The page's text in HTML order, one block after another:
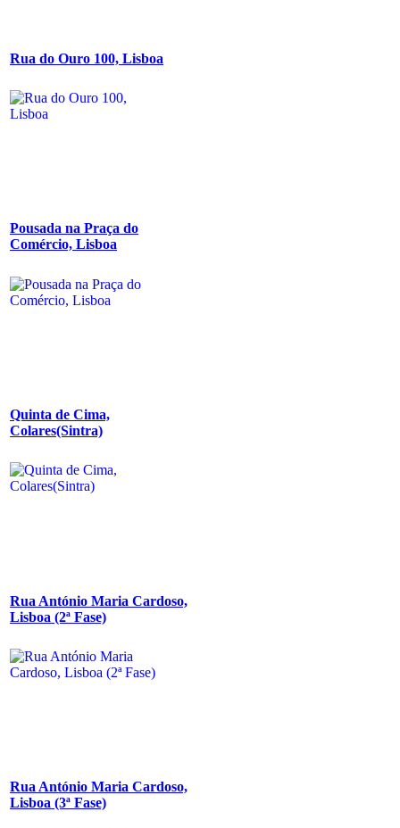
Rua do Ouro 100, Lisboa
Pousada na Praça do
Comércio, Lisboa
Quinta de Cima,
Colares(Sintra)
Rua António Maria Cardoso,
Lisboa (2ª Fase)
Rua António Maria Cardoso,
Lisboa (3ª Fase)